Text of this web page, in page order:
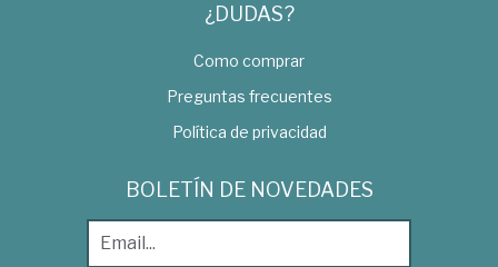
¿DUDAS?
Como comprar
Preguntas frecuentes
Política de privacidad
BOLETÍN DE NOVEDADES